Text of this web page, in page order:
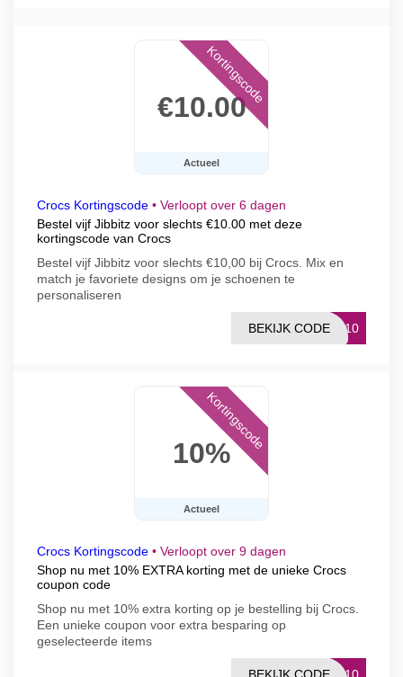
€10.00
Actueel
Kortingscode
Crocs Kortingscode • Verloopt over 6 dagen
Bestel vijf Jibbitz voor slechts €10.00 met deze
kortingscode van Crocs
Bestel vijf Jibbitz voor slechts €10,00 bij Crocs. Mix en
match je favoriete designs om je schoenen te
personaliseren
TZ10
BEKIJK CODE
10%
Actueel
Kortingscode
Crocs Kortingscode • Verloopt over 9 dagen
Shop nu met 10% EXTRA korting met de unieke Crocs
coupon code
Shop nu met 10% extra korting op je bestelling bij Crocs.
Een unieke coupon voor extra besparing op
geselecteerde items